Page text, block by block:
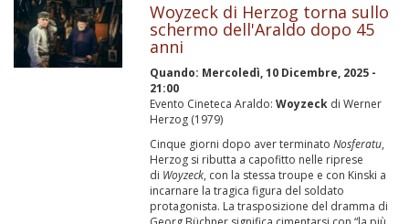
Woyzeck di Herzog torna sullo
schermo dell'Araldo dopo 45
anni
Quando: Mercoledì, 10 Dicembre, 2025 -
21:00
Evento Cineteca Araldo:Woyzeck di Werner
Herzog (1979)
Cinque giorni dopo aver terminatoNosferatu,
Herzog si ributta a capofitto nelle riprese
di Woyzeck, con la stessa troupe e con Kinski a
incarnare la tragica figura del soldato
protagonista. La trasposizione del dramma di